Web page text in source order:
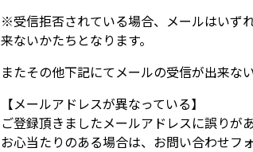
※受信拒否されている場合、メールはいず
来ないかたちとなります。
またその他下記にてメールの受信が出来な
【メールアドレスが異なっている】
ご登録頂きましたメールアドレスに誤りが
お心当たりのある場合は、お問い合わせフ